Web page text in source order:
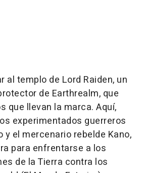
al templo de Lord Raiden, un
de Earthrealm, que
que llevan la marca. Aquí,
experimentados guerreros
y el mercenario rebelde Kano,
para enfrentarse a los
de la Tierra contra los